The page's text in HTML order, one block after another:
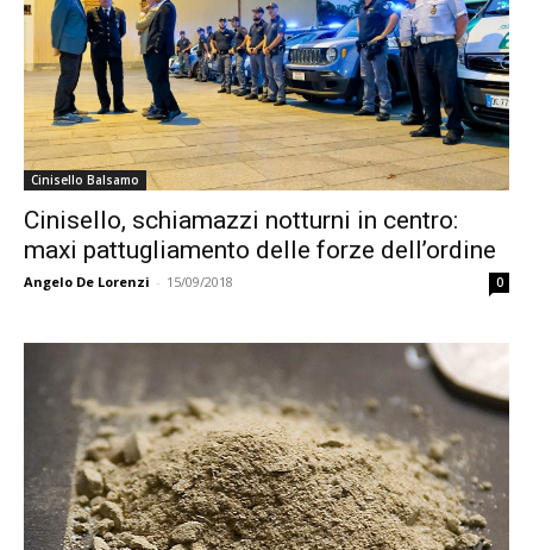
Cinisello Balsamo
Cinisello, schiamazzi notturni in centro:
maxi pattugliamento delle forze dell’ordine
Angelo De Lorenzi - 15/09/2018 0